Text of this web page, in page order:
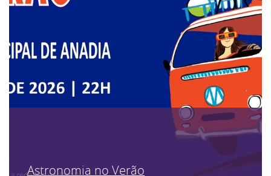
Astronomia no Verão